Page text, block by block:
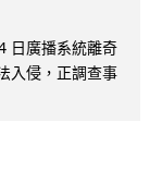
日廣播系統離奇
入侵，正調查事